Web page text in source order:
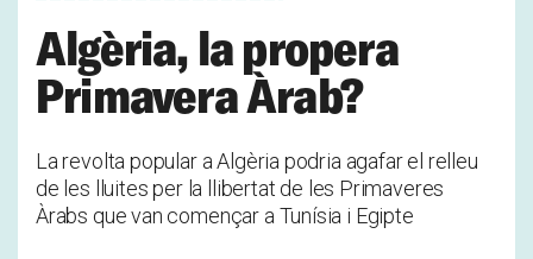
Algèria, la propera
Primavera Àrab?
La revolta popular a Algèria podria agafar el relleu
de les lluites per la llibertat de les Primaveres
Àrabs que van començar a Tunísia i Egipte